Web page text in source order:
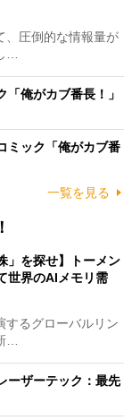
圧倒的な情報量が
…
俺がカブ番長！」
ミック「俺がカブ番
一覧を見る
」を探せ】トーメン
世界のAIメモリ需
るグローバルリン
…
ーザーテック：最先